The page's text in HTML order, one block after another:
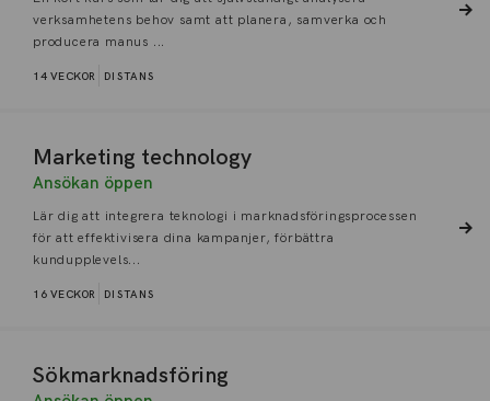
verksamhetens behov samt att planera, samverka och
producera manus ...
14 VECKOR DISTANS
Marketing technology
Ansökan öppen
Lär dig att integrera teknologi i marknadsföringsprocessen
för att effektivisera dina kampanjer, förbättra
kundupplevels...
16 VECKOR DISTANS
Sökmarknadsföring